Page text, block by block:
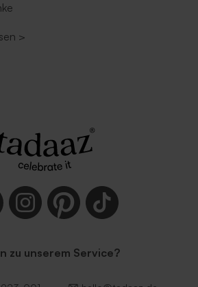
>
zu unserem Service?